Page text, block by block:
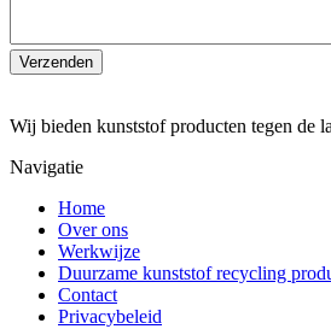
Wij bieden kunststof producten tegen de
Navigatie
Home
Over ons
Werkwijze
Duurzame kunststof recycling
Contact
Privacybeleid